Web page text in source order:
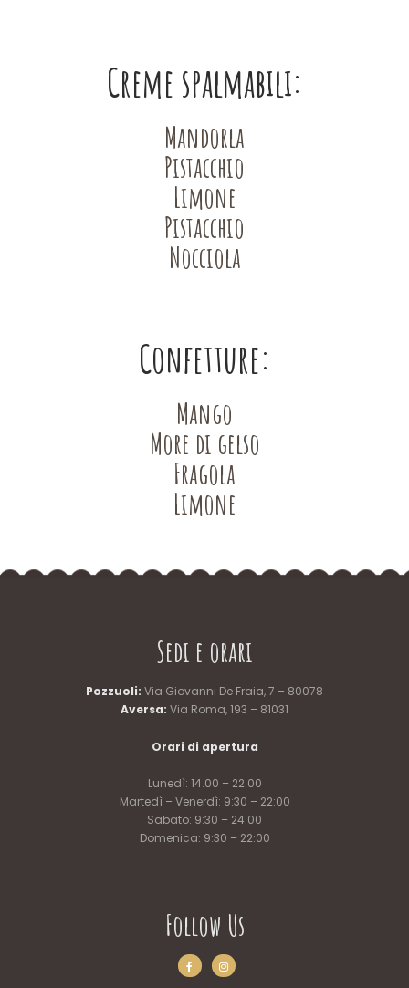
Creme spalmabili:
Mandorla
Pistacchio
Limone
Pistacchio
Nocciola
Confetture:
Mango
More di gelso
Fragola
Limone
Sedi e orari
Pozzuoli: Via Giovanni De Fraia, 7 – 80078
Aversa: Via Roma, 193 – 81031
Orari di apertura
Lunedì: 14.00 – 22.00
Martedì – Venerdì: 9:30 – 22:00
Sabato: 9:30 – 24:00
Domenica: 9:30 – 22:00
Follow Us